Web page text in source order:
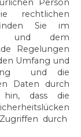
Person
rechtlichen
Sie im
und dem
Regelungen
Umfang und
und die
Daten durch
dass die
durch